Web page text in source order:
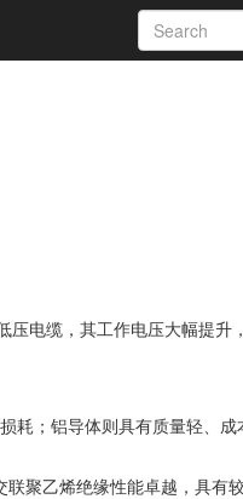
电缆，其工作电压大幅提升
耗；铝导体则具有质量轻、
聚乙烯绝缘性能卓越，具有